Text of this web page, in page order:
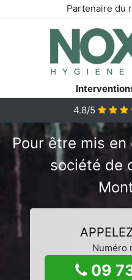
Partenaire du
4.8/5
Pour être mis
société de
Numéro
09